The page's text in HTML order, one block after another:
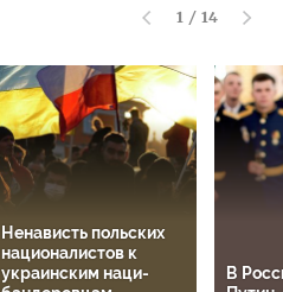
1 / 14
Ненависть польских
националистов к
украинским наци-
В